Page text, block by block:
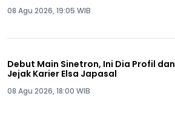
08 Agu 2026, 19:05 WIB
Debut Main Sinetron, Ini Dia Profil dan
Jejak Karier Elsa Japasal
08 Agu 2026, 18:00 WIB